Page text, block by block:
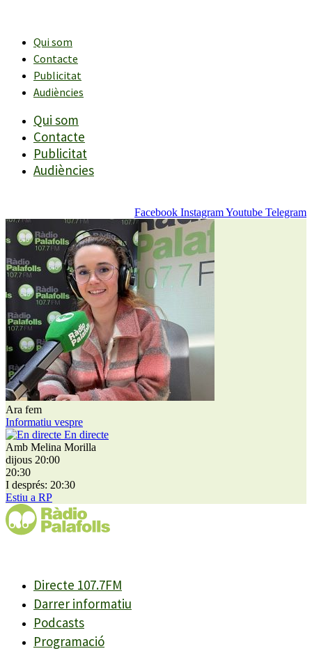
contingutQui som
Contacte
Publicitat
Audiències
Qui som
Contacte
Publicitat
Audiències
Facebook InstagramYoutube Telegram
Ara fem
Informatiu vespre
En directe
Amb Melina Morilla
dijous 20:00
20:30
I després: 20:30
Estiu a RP
Directe 107.7FM
Darrer informatiu
Podcasts
Programació